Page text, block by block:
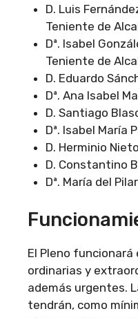
D. Luis
Teniente de
Dª. Isabel
Teniente de
D. Eduardo
Dª. Ana Isabel
D. Santiago
Dª. Isabel María
D. Herminio
D. Constantino
Dª. María del
El Pleno funcionará
ordinarias y
además urgentes.
tendrán, como